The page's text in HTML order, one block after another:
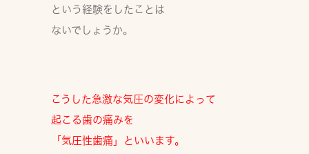
という経験をしたことは
ないでしょうか。
こうした急激な気圧の変化によって
起こる歯の痛みを
「気圧性歯痛」
といいます。